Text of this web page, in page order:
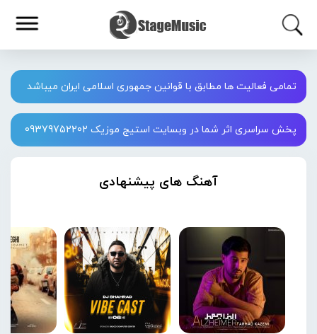
تمامی فعالیت ها مطابق با قوانین جمهوری اسلامی ایران میباشد
پخش سراسری اثر شما در وبسایت استیج موزیک 09379752202
آهنگ های پیشنهادی